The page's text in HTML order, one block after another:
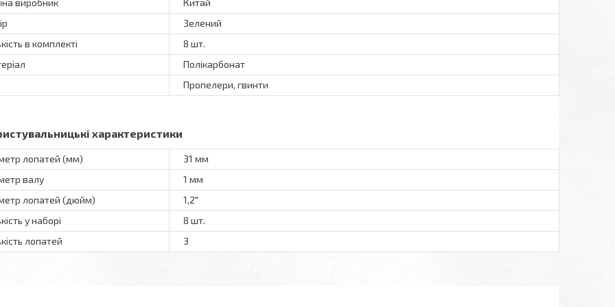
виробник
Китай
Зелений
в комплекті
8 шт.
Полікарбонат
Пропелери, гвинти
характеристики
лопатей (мм)
31 мм
валу
1 мм
лопатей (дюйм)
1,2"
у наборі
8 шт.
лопатей
3